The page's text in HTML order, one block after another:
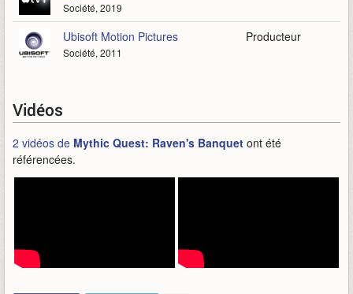
Société, 2019
Ubisoft Motion Pictures
Société, 2011
Producteur
Vidéos
2 vidéos de Mythic Quest: Raven's Banquet ont été
référencées.